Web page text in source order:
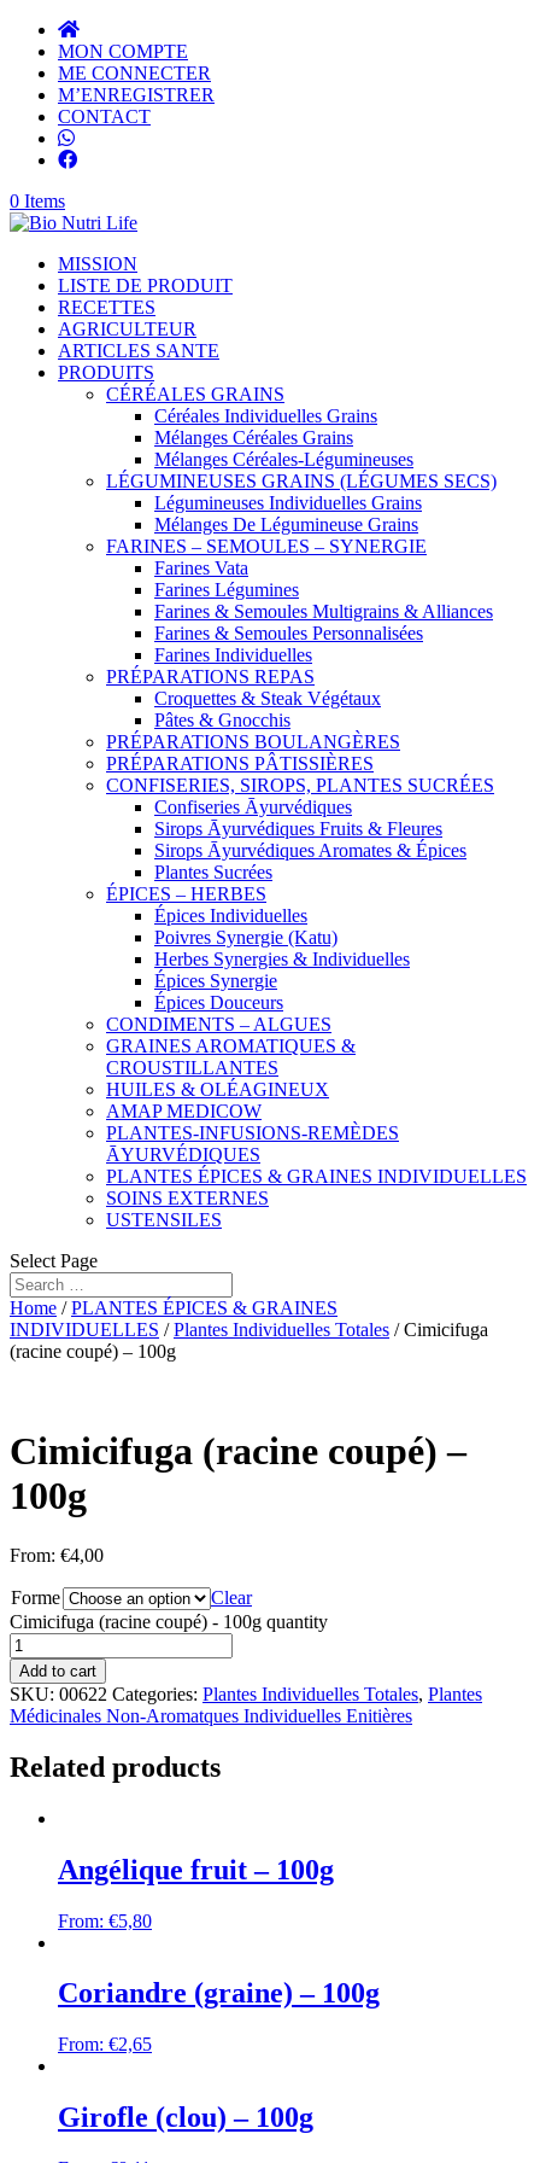
MON COMPTE
ME CONNECTER
M’ENREGISTRER
CONTACT
0 Items
MISSION
LISTE DE PRODUIT
RECETTES
AGRICULTEUR
ARTICLES SANTE
PRODUITS
CÉRÉALES GRAINS
Céréales Individuelles Grains
Mélanges Céréales Grains
Mélanges Céréales-Légumineuses
LÉGUMINEUSES GRAINS (LÉGUMES SECS)
Légumineuses Individuelles Grains
Mélanges De Légumineuse Grains
FARINES – SEMOULES – SYNERGIE
Farines Vata
Farines Légumines
Farines & Semoules Multigrains & Alliances
Farines & Semoules Personnalisées
Farines Individuelles
PRÉPARATIONS REPAS
Croquettes & Steak Végétaux
Pâtes & Gnocchis
PRÉPARATIONS BOULANGÈRES
PRÉPARATIONS PÂTISSIÈRES
CONFISERIES, SIROPS, PLANTES SUCRÉES
Confiseries Āyurvédiques
Sirops Āyurvédiques Fruits & Fleures
Sirops Āyurvédiques Aromates & Épices
Plantes Sucrées
ÉPICES – HERBES
Épices Individuelles
Poivres Synergie (Katu)
Herbes Synergies & Individuelles
Épices Synergie
Épices Douceurs
CONDIMENTS – ALGUES
GRAINES AROMATIQUES &
CROUSTILLANTES
HUILES & OLÉAGINEUX
AMAP MEDICOW
PLANTES-INFUSIONS-REMÈDES
ĀYURVÉDIQUES
PLANTES ÉPICES & GRAINES INDIVIDUELLES
SOINS EXTERNES
USTENSILES
Select Page
Home /PLANTES ÉPICES & GRAINES
INDIVIDUELLES /Plantes Individuelles Totales / Cimicifuga
(racine coupé) – 100g
Cimicifuga (racine coupé) –
100g
From: €4,00
Forme
Clear
Cimicifuga (racine coupé) - 100g quantity
Add to cart
SKU: 00622 Categories: Plantes Individuelles Totales, Plantes
Médicinales Non-Aromatques Individuelles Enitières
Related products
Angélique fruit – 100g
From: €5,80
Coriandre (graine) – 100g
From: €2,65
Girofle (clou) – 100g